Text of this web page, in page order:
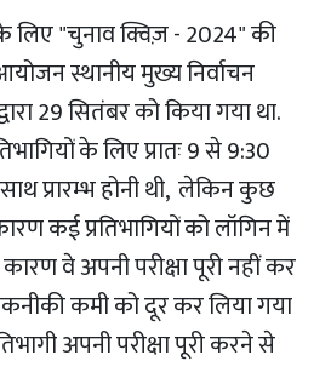
लिए "चुनाव क्विज़ - 2024" की
स्थानीय मुख्य निर्वाचन
29 सितंबर को किया गया था.
के लिए प्रातः 9 से 9:30
प्रारम्भ होनी थी, लेकिन कुछ
कई प्रतिभागियों को लॉगिन में
वे अपनी परीक्षा पूरी नहीं कर
कमी को दूर कर लिया गया
अपनी परीक्षा पूरी करने से